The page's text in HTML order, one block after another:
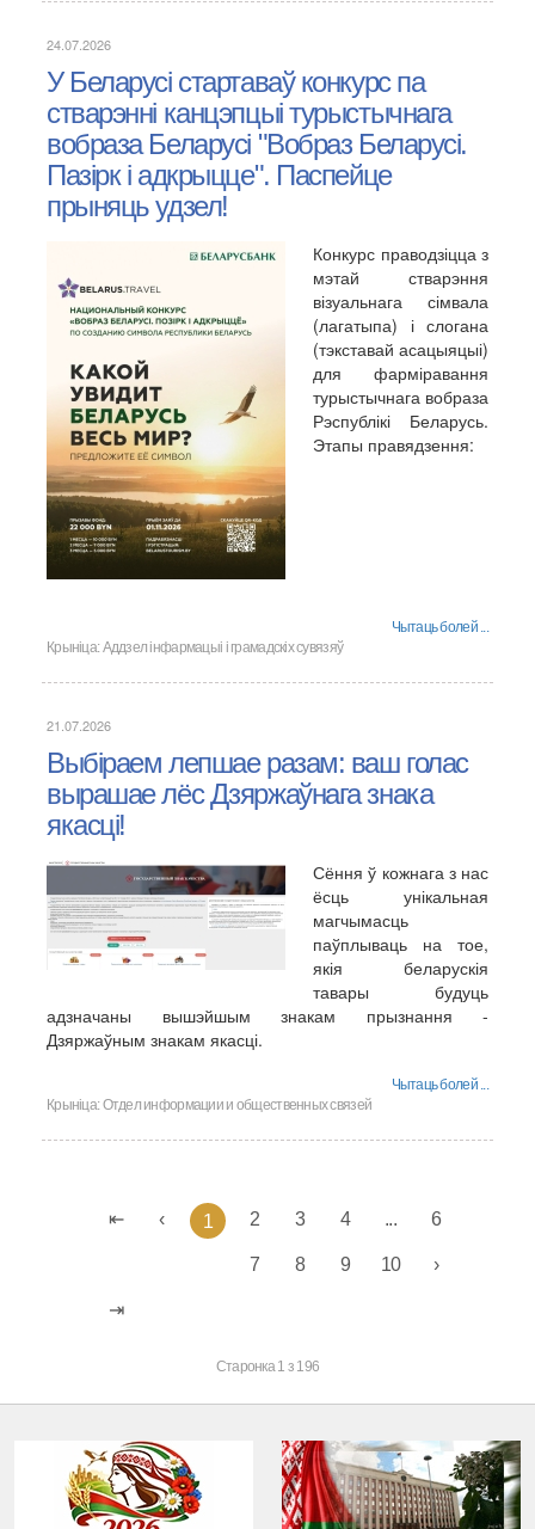
24.07.2026
У Беларусі стартаваў конкурс па
стварэнні канцэпцыі турыстычнага
вобраза Беларусі "Вобраз Беларусі.
Пазірк і адкрыцце". Паспейце
прыняць удзел!
Конкурс праводзіцца з
мэтай стварэння
візуальнага сімвала
(лагатыпа) і слогана
(тэкставай асацыяцыі)
для фарміравання
турыстычнага вобраза
Рэспублікі Беларусь.
Этапы правядзення:
Чытаць болей ...
Крыніца:Аддзел інфармацыі і грамадскіх сувязяў
21.07.2026
Выбіраем лепшае разам: ваш голас
вырашае лёс Дзяржаўнага знака
якасці!
Сёння ў кожнага з нас
ёсць унікальная
магчымасць
паўплываць на тое,
якія беларускія
тавары будуць
адзначаны вышэйшым знакам прызнання -
Дзяржаўным знакам якасці.
Чытаць болей ...
Крыніца:Отдел информации и общественных связей
1 2 3 4 ... 6
7 8 9 10
Старонка 1 з 196